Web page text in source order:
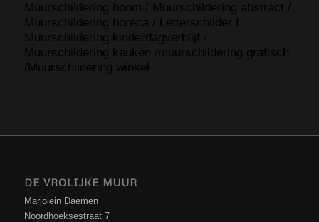
Muurschildering boom / Muurschildering abstract /
Muurschildering horeca / Letterschilder I
Muurschildering kinderdagverblijf /
Muurschildering keuken /muurschildering grafisch
/Muurschildering winkel
DE VROLIJKE MUUR
Marjolein Daemen
Noordhoeksestraat 7